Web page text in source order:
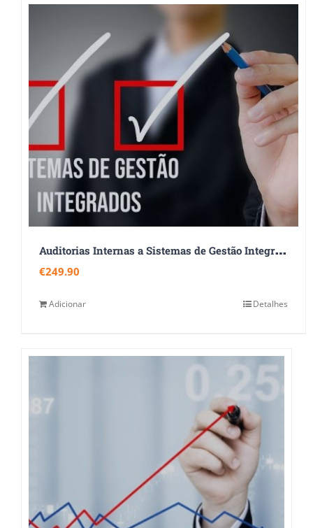
A
uditorias Internas a Sistemas de Gestão Integrados – ISO 9001:2015, ISO 14001:2015 e ISO 45001:2018
€249.90
Adicionar Detalhes